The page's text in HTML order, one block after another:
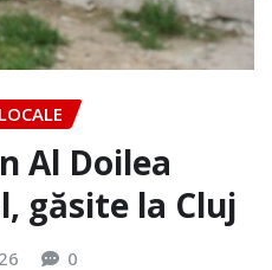
Al Doilea
găsite la Cluj
0